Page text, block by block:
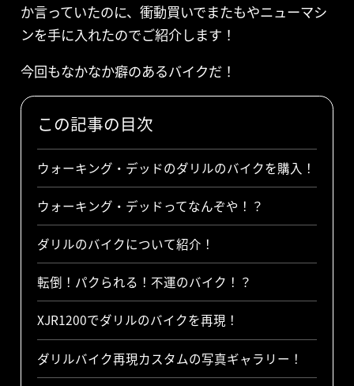
か言っていたのに、衝動買いでまたもやニューマシ
ンを手に入れたのでご紹介します！
今回もなかなか癖のあるバイクだ！
この記事の目次
ウォーキング・デッドのダリルのバイクを購入！
ウォーキング・デッドってなんぞや！？
ダリルのバイクについて紹介！
転倒！パクられる！不運のバイク！？
XJR1200でダリルのバイクを再現！
ダリルバイク再現カスタムの写真ギャラリー！